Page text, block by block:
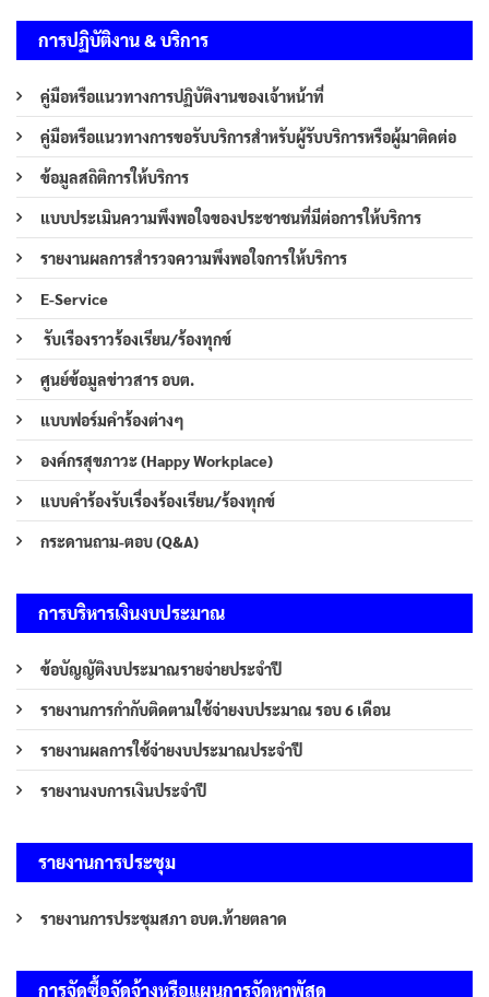
การปฏิบัติงาน & บริการ
คู่มือหรือแนวทางการปฏิบัติงานของเจ้าหน้าที่
คู่มือหรือแนวทางการขอรับบริการสำหรับผู้รับบริการหรือผู้มาติดต่อ
ข้อมูลสถิติการให้บริการ
แบบประเมินความพึงพอใจของประชาชนที่มีต่อการให้บริการ
รายงานผลการสำรวจความพึงพอใจการให้บริการ
E-Service
รับเรืองราวร้องเรียน/ร้องทุกข์
ศูนย์ข้อมูลข่าวสาร อบต.
แบบฟอร์มคำร้องต่างๆ
องค์กรสุขภาวะ (Happy Workplace)
แบบคำร้องรับเรื่องร้องเรียน/ร้องทุกข์
กระดานถาม-ตอบ (Q&A)
การบริหารเงินงบประมาณ
ข้อบัญญัติงบประมาณรายจ่ายประจำปี
รายงานการกำกับติดตามใช้จ่ายงบประมาณ รอบ 6 เดือน
รายงานผลการใช้จ่ายงบประมาณประจำปี
รายงานงบการเงินประจำปี
รายงานการประชุม
รายงานการประชุมสภา อบต.ท้ายตลาด
การจัดซื้อจัดจ้างหรือแผนการจัดหาพัสดุ